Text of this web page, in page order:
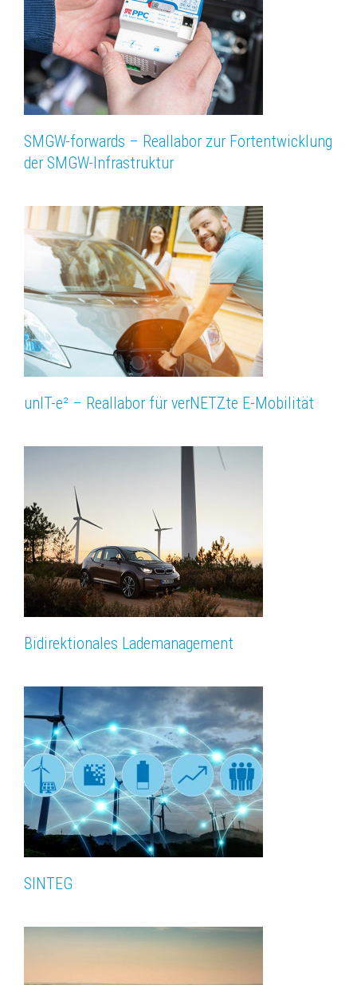
SMGW-forwards – Reallabor zur Fortentwicklung
der SMGW-Infrastruktur
unIT-e² – Reallabor für verNETZte E-Mobilität
Bidirektionales Lademanagement
SINTEG